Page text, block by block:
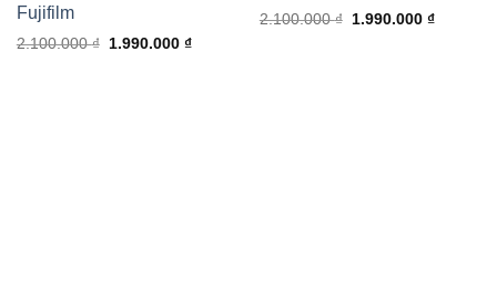
Fujifilm
2.100.000₫
Giá
1.990.000 ₫Giá
2.100.000₫
Giá
1.990.000 ₫Giá